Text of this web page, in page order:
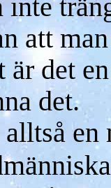
att
är det
det.